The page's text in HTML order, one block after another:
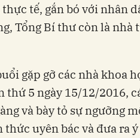
tế, gắn bó với nhân
Tổng Bí thư còn là nhà
gặp gỡ các nhà khoa
thứ 5 ngày 15/12/2016,
và bày tỏ sự ngưỡng
uyên bác và đưa ra